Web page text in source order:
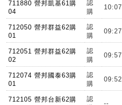
711880 營邦凱基61購
04
認
購
10:07
712050 營邦群益62購
01
認
購
09:27
712051 營邦群益62購
02
認
購
09:57
712074 營邦國泰63購
01
認
購
09:52
712105 營邦台新62購
認
--